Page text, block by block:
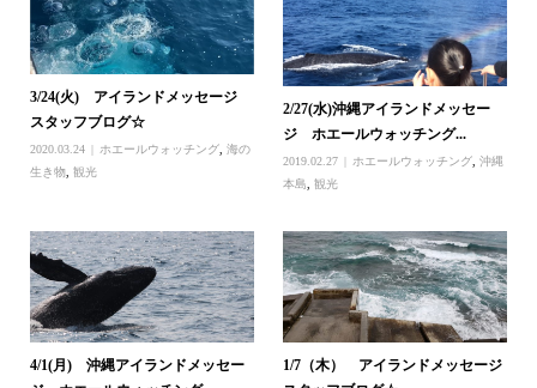
3/24(火) アイランドメッセージ
スタッフブログ☆
2020.03.24 ホエールウォッチング, 海の
生き物, 観光
2/27(水)沖縄アイランドメッセー
ジ ホエールウォッチング...
2019.02.27 ホエールウォッチング ,沖縄
本島
,観光
4/1(月) 沖縄アイランドメッセー
1/7（木） アイランドメッセージ